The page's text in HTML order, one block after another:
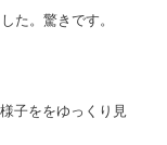
た。驚きです。
子ををゆっくり見